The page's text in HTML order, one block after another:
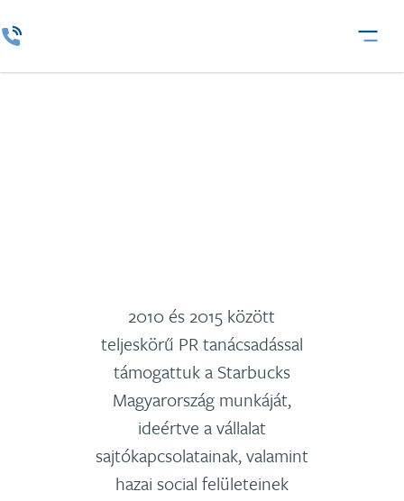
2010 és 2015 között
teljeskörű PR tanácsadással
támogattuk a Starbucks
Magyarország munkáját,
ideértve a vállalat
sajtókapcsolatainak, valamint
hazai social felületeinek